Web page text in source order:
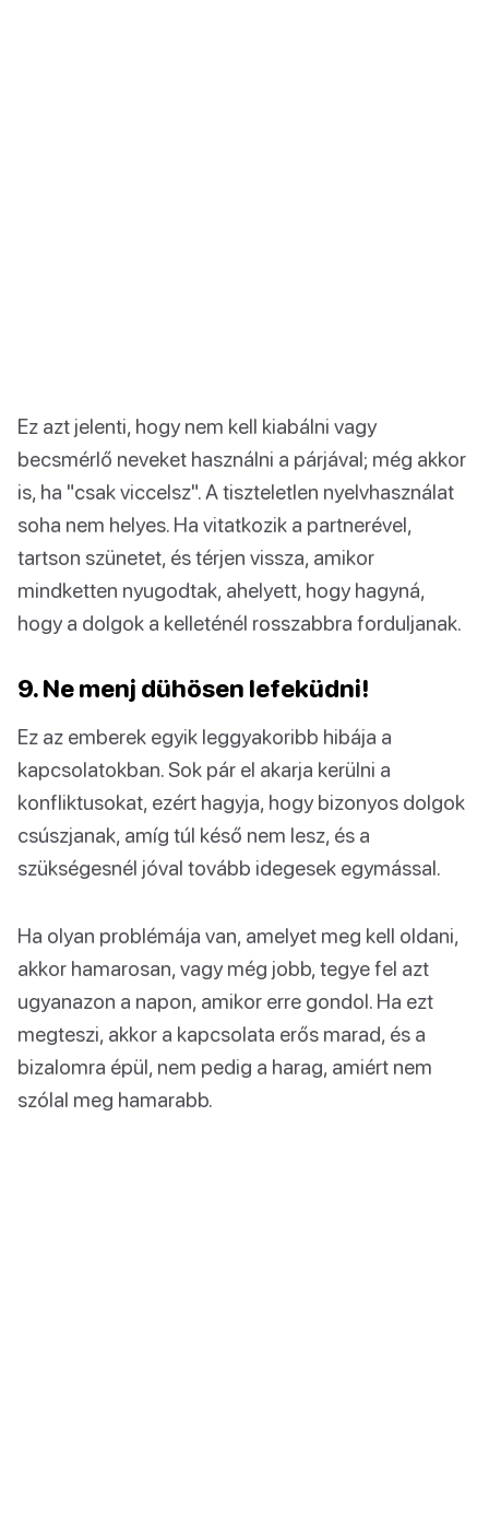
Ez azt jelenti, hogy nem kell kiabálni vagy
becsmérlő neveket használni a párjával; még akkor
is, ha "csak viccelsz". A tiszteletlen nyelvhasználat
soha nem helyes. Ha vitatkozik a partnerével,
tartson szünetet, és térjen vissza, amikor
mindketten nyugodtak, ahelyett, hogy hagyná,
hogy a dolgok a kelleténél rosszabbra forduljanak.
9. Ne menj dühösen lefeküdni!
Ez az emberek egyik leggyakoribb hibája a
kapcsolatokban. Sok pár el akarja kerülni a
konfliktusokat, ezért hagyja, hogy bizonyos dolgok
csúszjanak, amíg túl késő nem lesz, és a
szükségesnél jóval tovább idegesek egymással.
Ha olyan problémája van, amelyet meg kell oldani,
akkor hamarosan, vagy még jobb, tegye fel azt
ugyanazon a napon, amikor erre gondol. Ha ezt
megteszi, akkor a kapcsolata erős marad, és a
bizalomra épül, nem pedig a harag, amiért nem
szólal meg hamarabb.